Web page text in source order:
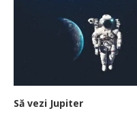
Să vezi Jupiter